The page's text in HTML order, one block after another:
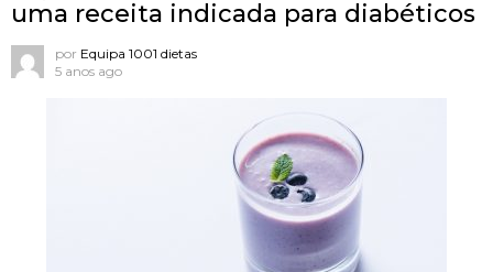
uma receita indicada para diabéticos
por Equipa 1001 dietas
5 anos ago